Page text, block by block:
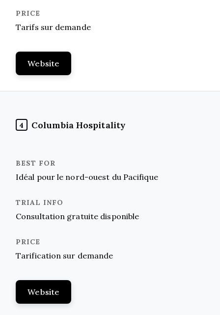
Tarifs sur demande
Website
4 Columbia Hospitality
Idéal pour le nord-ouest du Pacifique
Consultation gratuite disponible
Tarification sur demande
Website